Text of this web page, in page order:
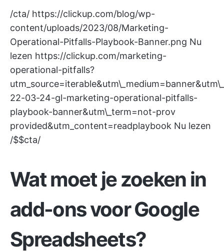
/cta/ https://clickup.com/blog/wp-
content/uploads/2023/08/Marketing-
Operational-Pitfalls-Playbook-Banner.png Nu
lezen https://clickup.com/marketing-
operational-pitfalls?
22-03-24-gl-marketing-operational-pitfalls-
playbook-banner&utm\_term=not-prov
provided&utm_content=readplaybook Nu lezen
/$$cta/
Wat moet je zoeken in
add-ons voor Google
Spreadsheets?